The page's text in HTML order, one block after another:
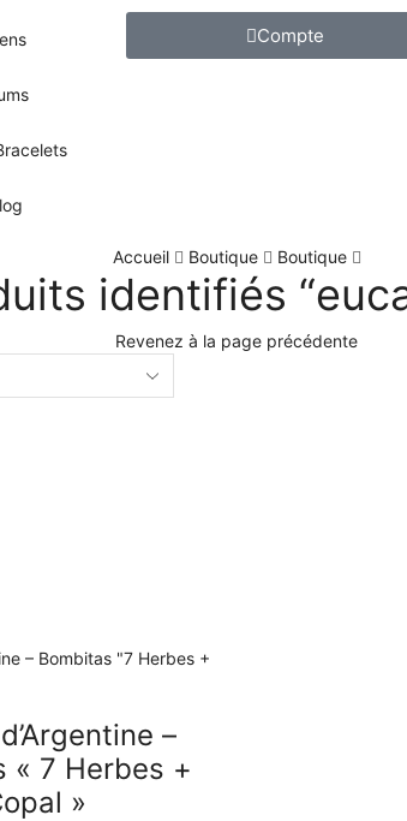
Compte
Accueil Boutique Boutique
identifiés
Revenez à la page précédente
–
« 7 Herbes +
»